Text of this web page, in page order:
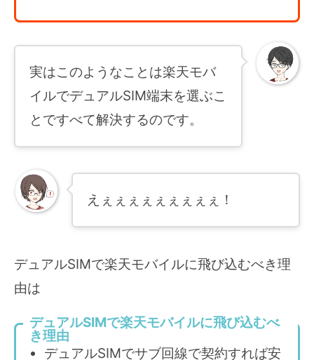
実はこのようなことは楽天モバ
イルでデュアルSIM端末を選ぶこ
とですべて解決するのです。
えぇぇぇぇぇぇぇぇぇ！
デュアルSIMで楽天モバイルに飛び込むべき理
由は
デュアルSIMで楽天モバイルに飛び込むべ
き理由
デュアルSIMでサブ回線で契約すれば安